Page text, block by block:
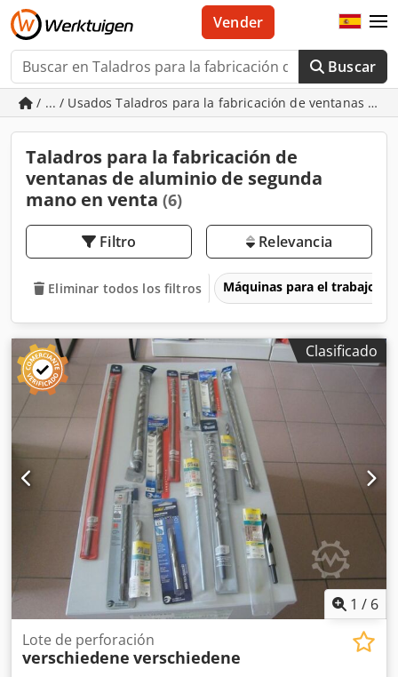
Buscar
Vender
/ ... / Usados Taladros para la fabricación de ventanas de
Taladros para la fabricación de
ventanas de aluminio de segunda
mano en venta (6)
Filtro Relevancia
Eliminar todos los filtros Máquinas para el trabajo
Clasificado
1 / 6
Lote de perforación
verschiedene verschiedene